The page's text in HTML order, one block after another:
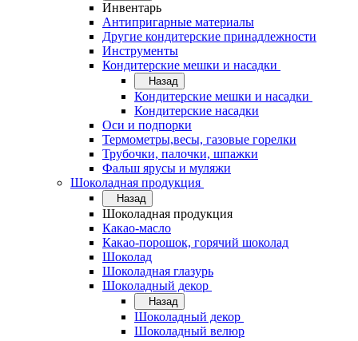
Инвентарь
Антипригарные материалы
Другие кондитерские принадлежности
Инструменты
Кондитерские мешки и насадки
Назад
Кондитерские мешки и насадки
Кондитерские насадки
Оси и подпорки
Термометры,весы, газовые горелки
Трубочки, палочки, шпажки
Фальш ярусы и муляжи
Шоколадная продукция
Назад
Шоколадная продукция
Какао-масло
Какао-порошок, горячий шоколад
Шоколад
Шоколадная глазурь
Шоколадный декор
Назад
Шоколадный декор
Шоколадный велюр